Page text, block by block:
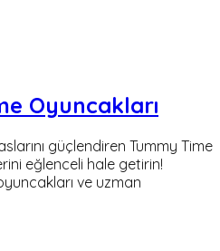
Oyuncakları
güçlendiren Tummy Time
eğlenceli hale getirin!
ve uzman